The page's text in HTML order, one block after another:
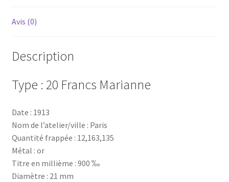
Avis (0)
Description
Type : 20 Francs Marianne
Date : 1913
Nom de l’atelier/ville : Paris
Quantité frappée : 12,163,135
Métal : or
Titre en millième : 900 ‰
Diamètre : 21 mm